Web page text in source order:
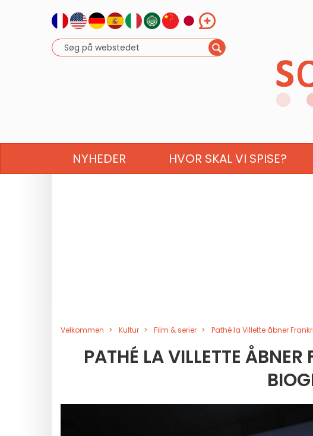
NYHEDER HVOR SKAL VI SPISE?
Velkommen Kultur Film & serier Pathé la Villette åbner
PATHÉ LA VILLETTE